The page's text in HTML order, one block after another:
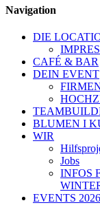
Navigation
DIE
CAFÉ & BAR
DEIN EVENT
BLUMEN I
WIR
Jobs
INFOS
EVENTS 2026